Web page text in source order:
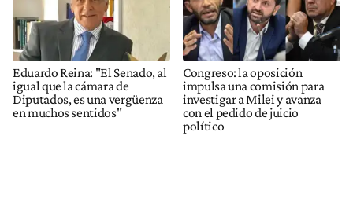
Eduardo Reina: "El Senado, al
igual que la cámara de
Diputados, es una vergüenza
en muchos sentidos"
Congreso: la oposición
impulsa una comisión para
investigar a Milei y avanza
con el pedido de juicio
político